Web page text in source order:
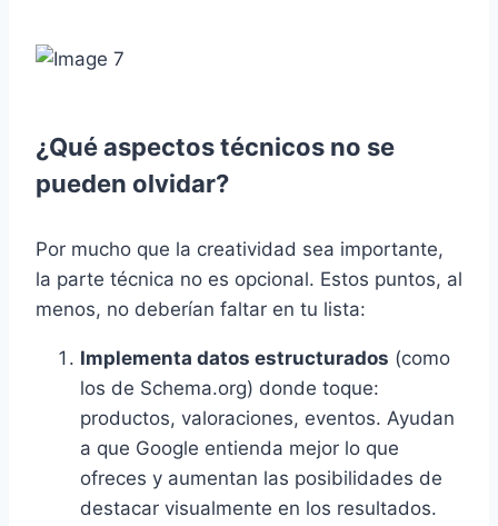
¿Qué aspectos técnicos no se
pueden olvidar?
Por mucho que la creatividad sea importante,
la parte técnica no es opcional. Estos puntos, al
menos, no deberían faltar en tu lista:
Implementa datos estructurados (como
los de Schema.org) donde toque:
productos, valoraciones, eventos. Ayudan
a que Google entienda mejor lo que
ofreces y aumentan las posibilidades de
destacar visualmente en los resultados.